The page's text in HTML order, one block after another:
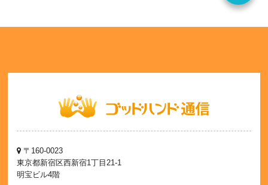
〒160-0023
東京都新宿区西新宿1丁目21-1
明宝ビル4階